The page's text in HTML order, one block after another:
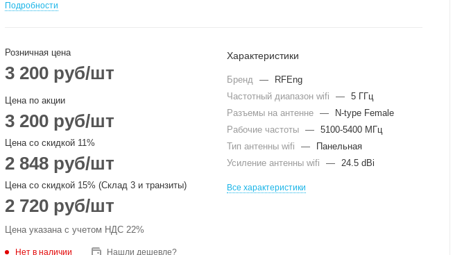
Подробности
Розничная цена
3 200 руб/шт
Цена по акции
3 200 руб/шт
Цена со скидкой 11%
2 848 руб/шт
Цена со скидкой 15% (Склад 3 и транзиты)
2 720 руб/шт
Цена указана с учетом НДС 22%
Нет в наличии Нашли дешевле?
Характеристики
Бренд —
RFEng
Частотный диапазон wifi
— 5 ГГц
Разъемы на антенне —
N-type Female
Рабочие частоты — 5100-5400 МГц
Тип антенны wifi
—
Панельная
Усиление антенны wifi
— 24.5 dBi
Все характеристики